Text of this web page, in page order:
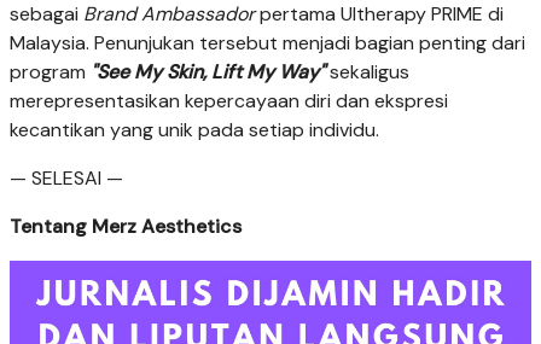
sebagai Brand Ambassadorpertama Ultherapy PRIME di
Malaysia. Penunjukan tersebut menjadi bagian penting dari
program "See My Skin, Lift My Way"sekaligus
merepresentasikan kepercayaan diri dan ekspresi
kecantikan yang unik pada setiap individu.
— SELESAI —
Tentang Merz Aesthetics